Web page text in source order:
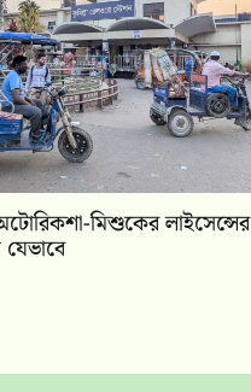
মিশুকের লাইসেন্সের